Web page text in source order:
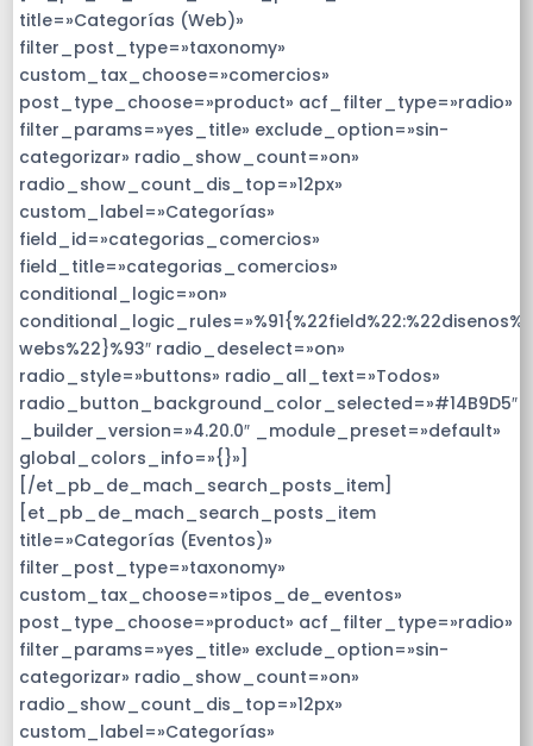
title=»Categorías (Web)»
filter_post_type=»taxonomy»
custom_tax_choose=»comercios»
post_type_choose=»product» acf_filter_type=»radio»
filter_params=»yes_title» exclude_option=»sin-
categorizar» radio_show_count=»on»
radio_show_count_dis_top=»12px»
custom_label=»Categorías»
field_id=»categorias_comercios»
field_title=»categorias_comercios»
conditional_logic=»on»
webs%22}%93″ radio_deselect=»on»
radio_style=»buttons» radio_all_text=»Todos»
radio_button_background_color_selected=»#14B9D5″
_builder_version=»4.20.0″ _module_preset=»default»
global_colors_info=»{}»]
[/et_pb_de_mach_search_posts_item]
[et_pb_de_mach_search_posts_item
title=»Categorías (Eventos)»
filter_post_type=»taxonomy»
custom_tax_choose=»tipos_de_eventos»
post_type_choose=»product» acf_filter_type=»radio»
filter_params=»yes_title» exclude_option=»sin-
categorizar» radio_show_count=»on»
radio_show_count_dis_top=»12px»
custom_label=»Categorías»